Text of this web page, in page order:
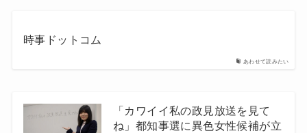
あわせて読みたい
時事ドットコム
「カワイイ私の政見放送を見て
ね」都知事選に異色女性候補が立